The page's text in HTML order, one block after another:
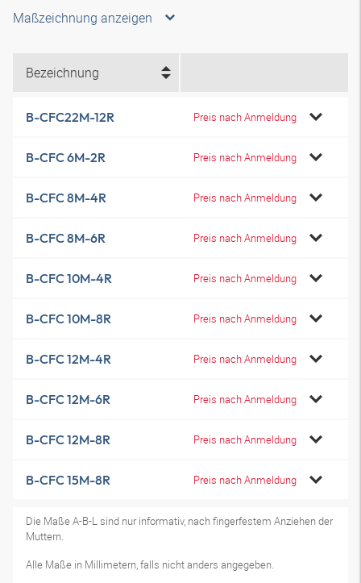
Maßzeichnung anzeigen
Bezeichnung
B-CFC22M-12R Preis nach Anmeldung
B-CFC 6M-2R Preis nach Anmeldung
B-CFC 8M-4R Preis nach Anmeldung
B-CFC 8M-6R Preis nach Anmeldung
B-CFC 10M-4R Preis nach Anmeldung
B-CFC 10M-8R Preis nach Anmeldung
B-CFC 12M-4R Preis nach Anmeldung
B-CFC 12M-6R Preis nach Anmeldung
B-CFC 12M-8R Preis nach Anmeldung
B-CFC 15M-8R Preis nach Anmeldung
Die Maße A-B-L sind nur informativ, nach fingerfestem Anziehen der
Muttern.
Alle Maße in Millimetern, falls nicht anders angegeben.